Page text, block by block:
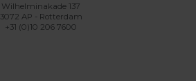
Wilhelminakade 137
3072 AP - Rotterdam
+31 (0)10 206 7600